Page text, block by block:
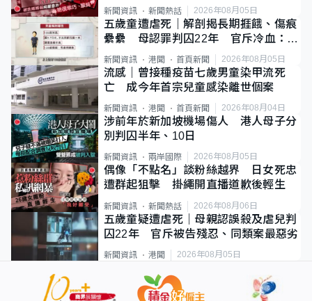
新聞資訊 新聞熱話 2026年08月05日
五歲童遭虐死｜解剖揭長期捱餓、傷痕
纍纍 母認罪判囚22年 官斥冷血：同
類案最惡劣
新聞資訊 港聞 首頁新聞 2026年08月05日
流感｜曾接種疫苗七歲男童染甲流死
亡 成今年首宗兒童感染離世個案
新聞資訊 港聞 首頁新聞 2026年08月04日
涉前年於新加坡機場傷人 港人母子分
別判囚半年、10日
新聞資訊 兩岸國際 2026年08月05日
偶像「不點名」談粉絲越界 日女死忠
遭群起狙擊 掛繩開直播道歉後輕生
新聞資訊 新聞熱話 2026年08月06日
五歲童疑遭虐死｜母親認誤殺及虐兒判
囚22年 官斥被告殘忍、同類案最惡劣
新聞資訊 港聞 2026年08月05日